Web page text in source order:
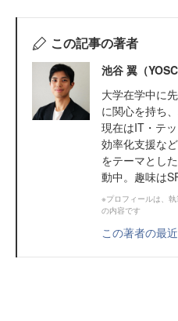
この記事の著者
池谷 翼（
大学在学中に
に関心を持ち
現在はIT・テ
効率化支援な
をテーマとし
動中。趣味は
※プロフィールは、
の内容です
この著者の最